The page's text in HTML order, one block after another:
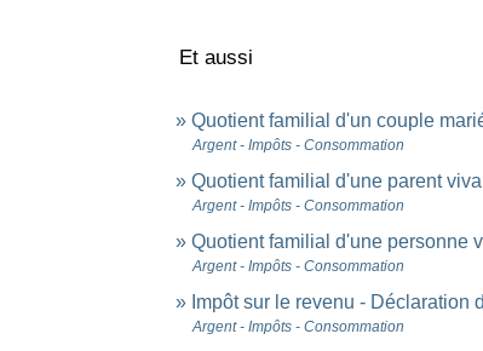
Et aussi
Quotient familial d'un couple
Argent - Impôts - Consommation
Quotient familial d'une parent
Argent - Impôts - Consommation
Quotient familial d'une personne
Argent - Impôts - Consommation
Impôt sur le revenu - Déclaration
Argent - Impôts - Consommation